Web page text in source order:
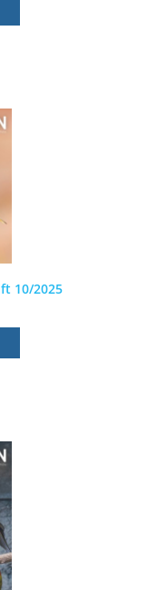
10/2025